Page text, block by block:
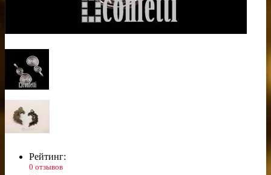
Рейтинг:
0 отзывов